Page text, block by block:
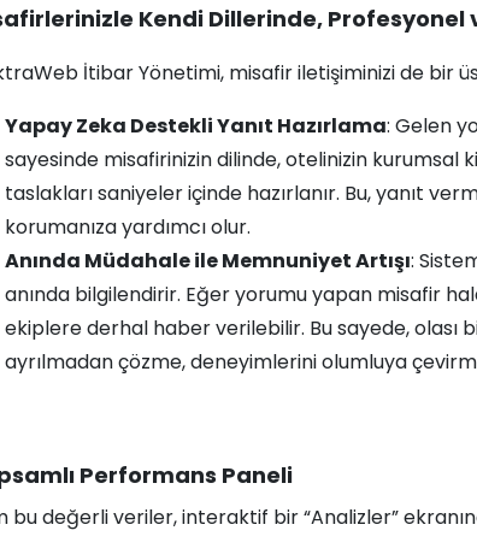
Kendi Dillerinde, Profesyonel
İtibar Yönetimi, misafir iletişiminizi de bir
Yapay Zeka Destekli Yanıt Hazırlama: Gelen
sayesinde misafirinizin dilinde, otelinizin kurumsal
taslakları saniyeler içinde hazırlanır. Bu, yanıt
korumanıza yardımcı olur.
Anında Müdahale ile Memnuniyet Artışı:
anında bilgilendirir. Eğer yorumu yapan misafir
ekiplere derhal haber verilebilir. Bu sayede,
ayrılmadan çözme, deneyimlerini olumluya
Performans Paneli
bu değerli veriler, interaktif bir “Analizler”